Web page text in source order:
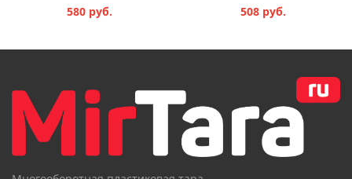
580 руб. 508 руб.